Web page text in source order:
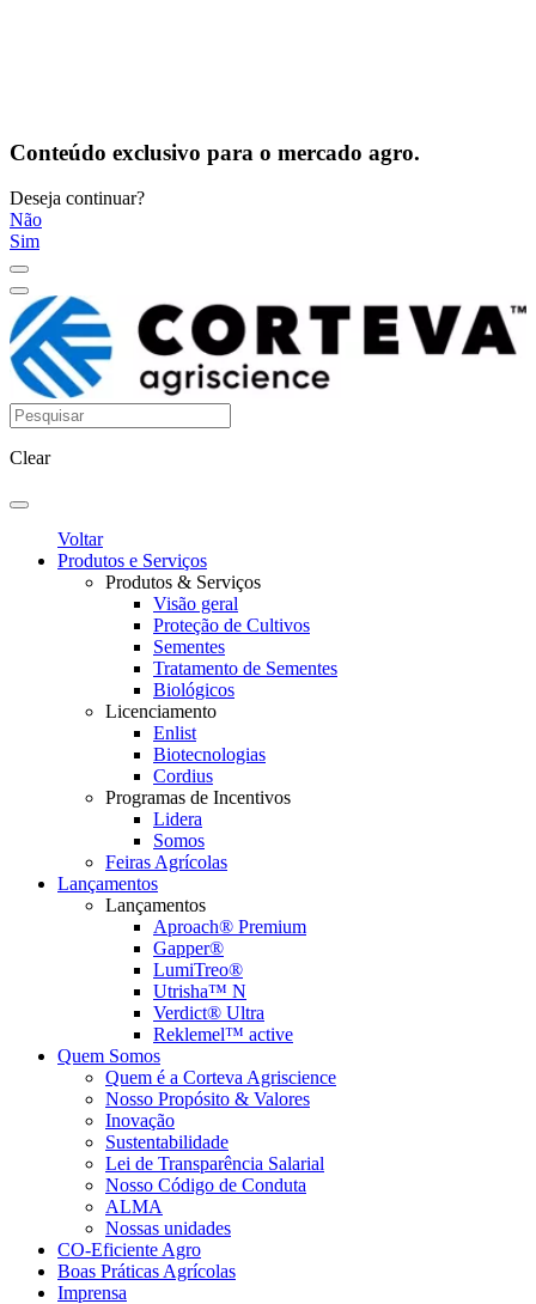
Conteúdo exclusivo para o mercado agro.
Deseja continuar?
Não
Sim
Clear
Voltar
Produtos e Serviços
Produtos & Serviços
Visão geral
Proteção de Cultivos
Sementes
Tratamento de Sementes
Biológicos
Licenciamento
Enlist
Biotecnologias
Cordius
Programas de Incentivos
Lidera
Somos
Feiras Agrícolas
Lançamentos
Lançamentos
Aproach® Premium
Gapper®
LumiTreo®
Utrisha™ N
Verdict® Ultra
Reklemel™ active
Quem Somos
Quem é a Corteva Agriscience
Nosso Propósito & Valores
Inovação
Sustentabilidade
Lei de Transparência Salarial
Nosso Código de Conduta
ALMA
Nossas unidades
CO-Eficiente Agro
Boas Práticas Agrícolas
Imprensa